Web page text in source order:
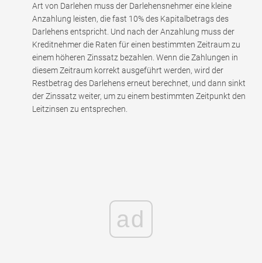
Art von Darlehen muss der Darlehensnehmer eine kleine
Anzahlung leisten, die fast 10% des Kapitalbetrags des
Darlehens entspricht. Und nach der Anzahlung muss der
Kreditnehmer die Raten für einen bestimmten Zeitraum zu
einem höheren Zinssatz bezahlen. Wenn die Zahlungen in
diesem Zeitraum korrekt ausgeführt werden, wird der
Restbetrag des Darlehens erneut berechnet, und dann sinkt
der Zinssatz weiter, um zu einem bestimmten Zeitpunkt den
Leitzinsen zu entsprechen.
ad